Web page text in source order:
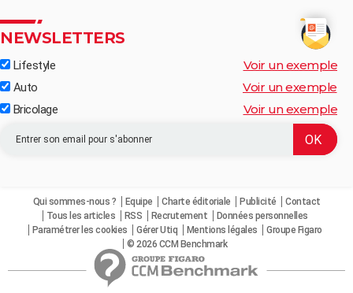
NEWSLETTERS
Lifestyle Voir un exemple
Auto Voir un exemple
Bricolage Voir un exemple
Qui sommes-nous ? Equipe Charte éditoriale Publicité
Contact
Tous les articles
RSS Recrutement
Données personnelles
Paramétrer les cookies
Gérer Utiq Mentions légales
Groupe Figaro
© 2026 CCM Benchmark